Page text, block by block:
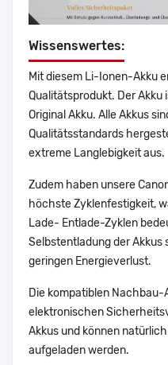
Wissenswertes:
Mit diesem Li-Ionen-Akku
Qualitätsprodukt. Der Akku
Original Akku. Alle Akkus
Qualitätsstandards
extreme Langlebigkeit aus.
Zudem haben unsere
höchste Zyklenfestigkeit,
Lade- Entlade-Zyklen
Selbstentladung der
geringen Energieverlust.
Die kompatiblen Nachbau-
elektronischen
Akkus und können
aufgeladen werden.